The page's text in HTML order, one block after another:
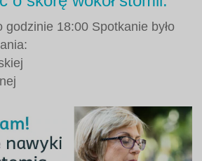
godzinie 18:00 Spotkanie było